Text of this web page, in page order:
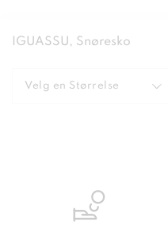
IGUASSU, Snøresko
Velg en Størrelse